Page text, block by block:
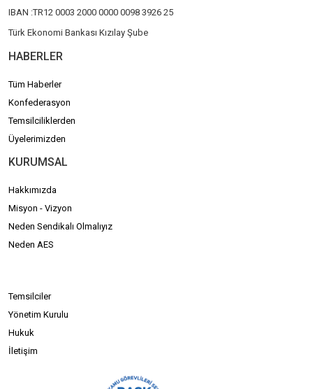
IBAN :TR12 0003 2000 0000 0098 3926 25
Türk Ekonomi Bankası Kızılay Şube
HABERLER
Tüm Haberler
Konfederasyon
Temsilciliklerden
Üyelerimizden
KURUMSAL
Hakkımızda
Misyon - Vizyon
Neden Sendikalı Olmalıyız
Neden AES
Temsilciler
Yönetim Kurulu
Hukuk
İletişim